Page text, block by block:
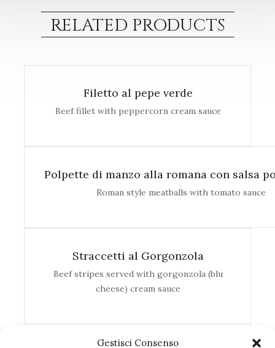
Gestisci Consenso
RELATED PRODUCTS
Filetto al pepe verde
Beef fillet with peppercorn cream sauce
Polpette di manzo alla romana con salsa
Roman style meatballs with tomato sauce
Straccetti al Gorgonzola
Beef stripes served with gorgonzola (blu
cheese) cream sauce